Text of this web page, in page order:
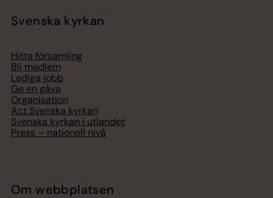
Svenska kyrkan
Hitta församling
Bli medlem
Lediga jobb
Ge en gåva
Organisation
Act Svenska kyrkan
Svenska kyrkan i utlandet
Press – nationell nivå
Om webbplatsen